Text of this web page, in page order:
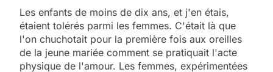
Les enfants de moins de dix ans, et j'en étais,
étaient tolérés parmi les femmes. C'était là que
l'on chuchotait pour la première fois aux oreilles
de la jeune mariée comment se pratiquait l'acte
physique de l'amour. Les femmes, expérimentées